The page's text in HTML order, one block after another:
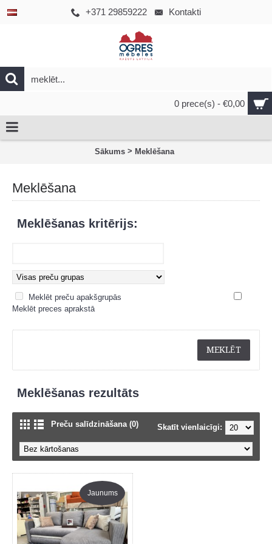
+371 29859222 Kontakti
0 prece(s) - €0,00
Sākums > Meklēšana
Meklēšana
Meklēšanas kritērijs:
Meklēt preču apakšgrupās
Meklēt preces aprakstā
Meklēšanas rezultāts
Preču salīdzināšana (0) Skatīt vienlaicīgi:
Jaunums